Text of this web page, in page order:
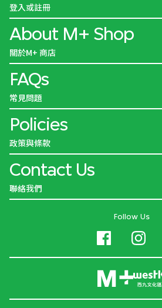
登入或註冊
About M+ Shop
關於M+ 商店
FAQs
常見問題
Policies
政策與條款
Contact Us
聯絡我們
Follow Us